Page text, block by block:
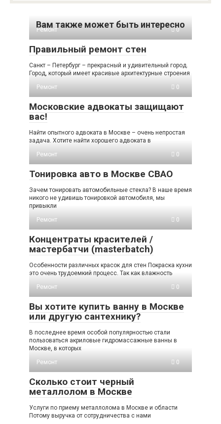
Вам также может быть интересно
Ремонт 0
Правильный ремонт стен
Санкт – Петербург – прекрасный и удивительный город.
Город, который имеет красивые архитектурные строения
Ремонт
0
Московские адвокаты защищают
вас!
Найти опытного адвоката в Москве – очень непростая
задача. Хотите найти хорошего адвоката в
Ремонт
0
Тонировка авто в Москве СВАО
Зачем тонировать автомобильные стекла? В наше время
никого не удивишь тонировкой автомобиля, мы
привыкли
Ремонт
0
Концентраты красителей /
мастербатчи (masterbatch)
Особенности различных красок для стен Покраска кухни
это очень трудоемкий процесс. Так как влажность
Ремонт
0
Вы хотите купить ванну в Москве
или другую сантехнику?
В последнее время особой популярностью стали
пользоваться акриловые гидромассажные ванны в
Москве, в которых
Ремонт
0
Сколько стоит черный
металлолом в Москве
Услуги по приему металлолома в Москве и области
Потому выручка от сотрудничества с нами